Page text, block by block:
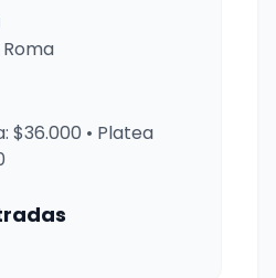
$36.000 • Platea